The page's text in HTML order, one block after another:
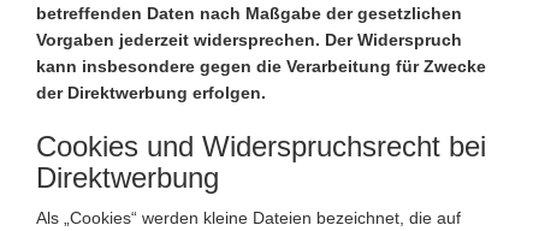
betreffenden Daten nach Maßgabe der gesetzlichen
Vorgaben jederzeit widersprechen. Der Widerspruch
kann insbesondere gegen die Verarbeitung für Zwecke
der Direktwerbung erfolgen.
Cookies und Widerspruchsrecht bei
Direktwerbung
Als „Cookies“ werden kleine Dateien bezeichnet, die auf